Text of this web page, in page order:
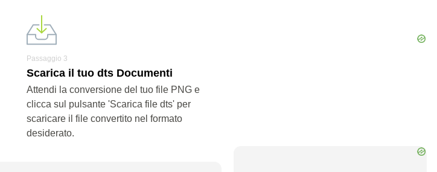
Passaggio 3
Scarica il tuo dts Documenti
Attendi la conversione del tuo file PNG e
clicca sul pulsante 'Scarica file dts' per
scaricare il file convertito nel formato
desiderato.